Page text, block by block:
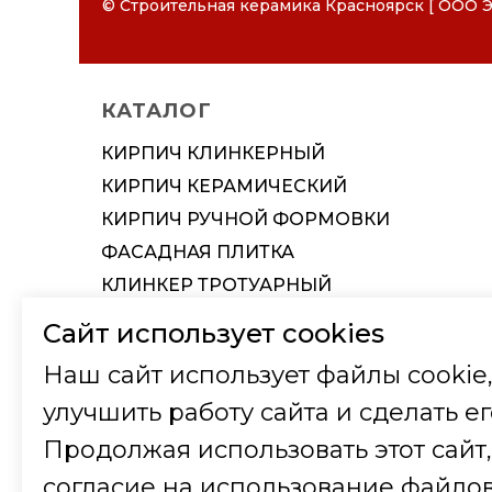
СТРОИТЕЛЬНАЯ
Наименование
Наименование организации
Вид деятельности
Юридический адрес
Почтовый и Фактический адрес
Телефон
e-mail
Ф.И.О. Директора
Телефон
Банковские реквизиты
Наименование
Наименование организации
Вид деятельности
ИНН
КПП
Фактический и почтовый адрес
Телефон
Ф.И.О. Директора (на основании Устава)
Телефон
ОГРН
© Строительная керамика Красноярск [ ООО
КАТАЛОГ
КИРПИЧ КЛИНКЕРНЫЙ
КИРПИЧ КЕРАМИЧЕСКИЙ
КИРПИЧ РУЧНОЙ ФОРМОВКИ
ФАСАДНАЯ ПЛИТКА
КЛИНКЕР ТРОТУАРНЫЙ
КЕРАМИЧЕСКАЯ ЧЕРЕПИЦА
КЕРАМИЧЕСКИЕ БЛОКИ
ТЕРМОПАНЕЛЬ
ФАСАДНЫЕ СИСТЕМЫ
ИСКУССТВЕННЫЙ КАМЕНЬ
ПЛИТКА И СТУПЕНИ
Сайт использует cookies
Наш сайт использует файлы
улучшить работу сайта и сделать
Продолжая использовать этот